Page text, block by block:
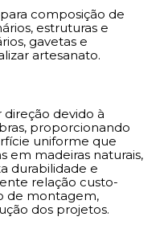
composição de
estruturas e
gavetas e
artesanato.
devido à
proporcionando
uniforme que
em madeiras naturais,
durabilidade e
relação custo-
de montagem,
dos projetos.